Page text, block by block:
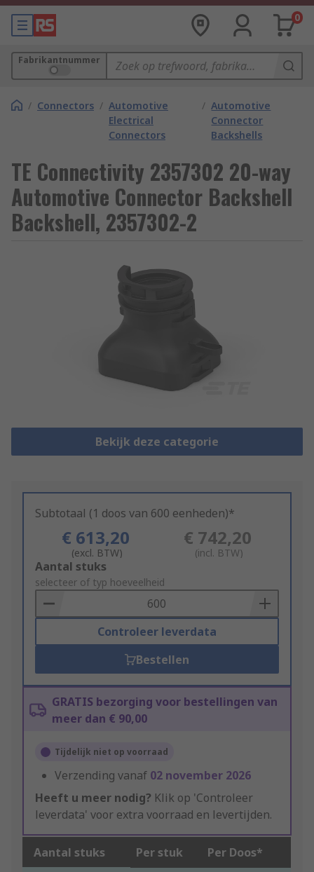
0
Fabrikantnummer
/ Connectors / Automotive
Electrical
Connectors
/ Automotive
Connector
Backshells
TE Connectivity 2357302 20-way
Automotive Connector Backshell
Backshell, 2357302-2
Bekijk deze categorie
Subtotaal (1 doos van 600 eenheden)*
€ 613,20
(excl. BTW)
€ 742,20
(incl. BTW)
Add
to
Basket
Aantal stuks
selecteer of typ hoeveelheid
Controleer leverdata
Bestellen
GRATIS bezorging voor bestellingen van
meer dan € 90,00
Tijdelijk niet op voorraad
Verzending vanaf 02 november 2026
Heeft u meer nodig? Klik op 'Controleer
leverdata' voor extra voorraad en levertijden.
Aantal stuks Per stuk Per Doos*